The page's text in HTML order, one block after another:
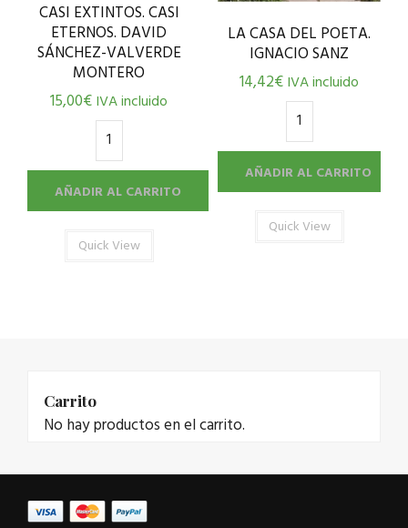
CASI EXTINTOS. CASI
ETERNOS. DAVID
SÁNCHEZ-VALVERDE
MONTERO
15,00€IVA incluido
AÑADIR AL CARRITO
Quick View
LA CASA DEL POETA.
IGNACIO SANZ
14,42€IVA incluido
AÑADIR AL CARRITO
Quick View
Carrito
No hay productos en el carrito.